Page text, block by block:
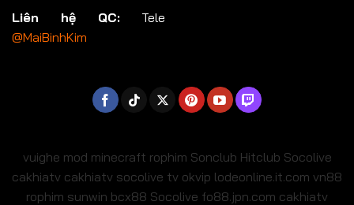
Liên hệ QC: Tele
@MaiBinhKim
vuighe mod minecraft rophim Sonclub Hitclub Socolive
cakhiatv cakhiatv socolive tv okvip lodeonline.it.com vn88
rophim sunwin bcx88 Socolive fo88.jpn.com cakhiatv